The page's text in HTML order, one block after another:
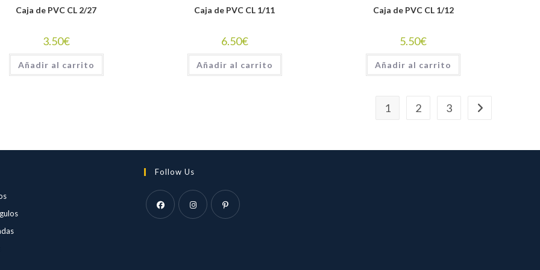
Caja de PVC CL 2/27
3.50€
Añadir al carrito
Caja de PVC CL 1/11
6.50€
Añadir al carrito
Caja de PVC CL 1/12
5.50€
Añadir al carrito
1 2 3
Se
abreSe
Se
Se
Follow Us